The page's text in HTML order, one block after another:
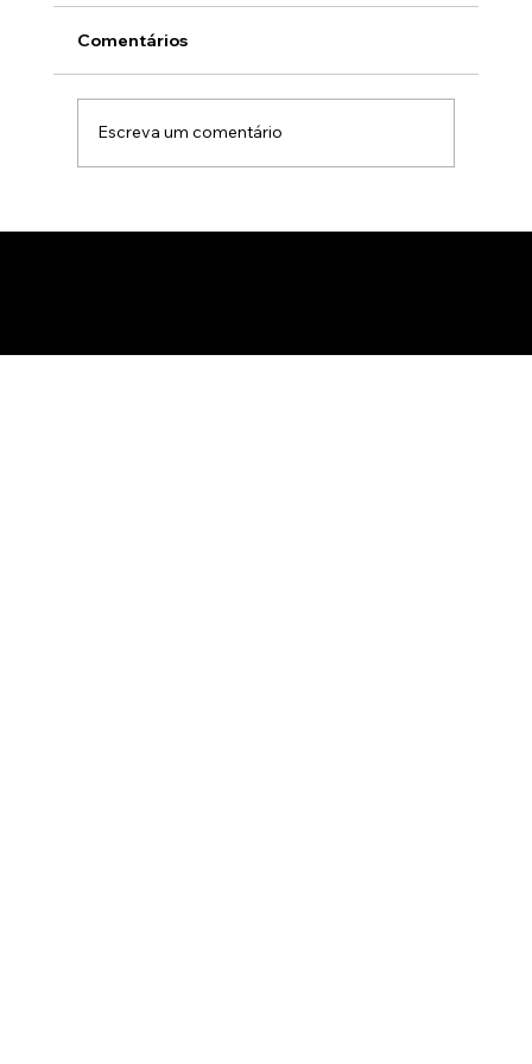
Comentários
Escreva um comentário